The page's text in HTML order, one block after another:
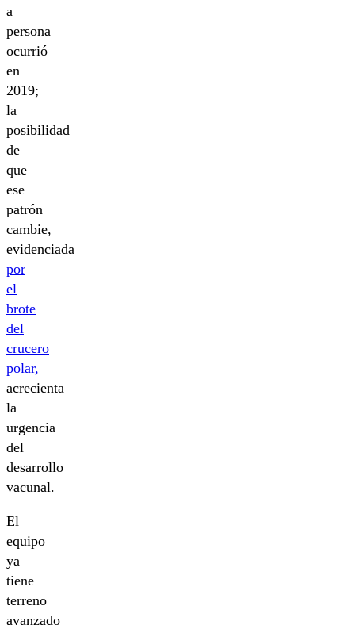
a
persona
ocurrió
en
2019;
la
posibilidad
de
que
ese
patrón
cambie,
evidenciada
por
el
brote
del
crucero
polar,
acrecienta
la
urgencia
del
desarrollo
vacunal.
El
equipo
ya
tiene
terreno
avanzado